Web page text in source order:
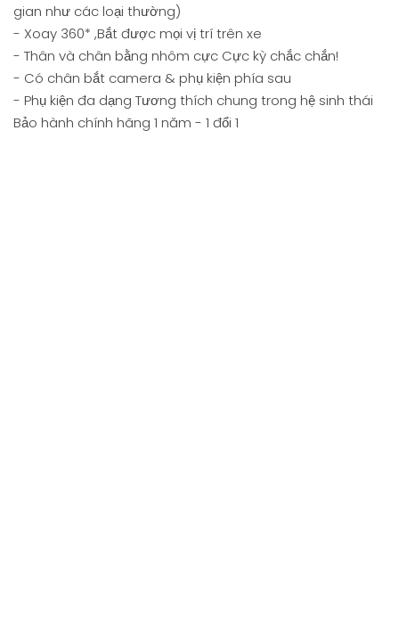
gian như các loại thường)
- Xoay 360* ,Bắt được mọi vị trí trên xe
- Thân và chân bằng nhôm cực Cực kỳ chắc chắn!
- Có chân bắt camera & phụ kiện phía sau
- Phụ kiện đa dạng Tương thích chung trong hệ sinh thái
Bảo hành chính hãng 1 năm - 1 đổi 1